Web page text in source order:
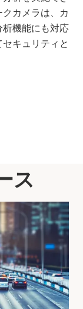
カメラは、カ
機能にも対応
キュリティと
ス